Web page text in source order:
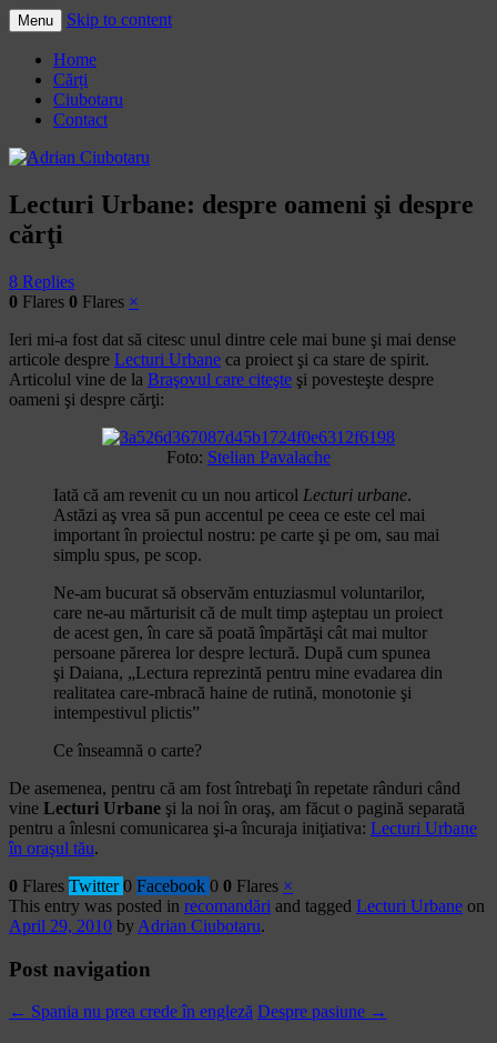
Adrian Ciubotaru
Menu Skip to content
Home
Cărți
Ciubotaru
Contact
Lecturi Urbane: despre oameni şi despre
cărţi
8 Replies
0 Flares 0 Flares ×
Ieri mi-a fost dat să citesc unul dintre cele mai bune şi mai dense
articole despre Lecturi Urbane ca proiect şi ca stare de spirit.
Articolul vine de la Braşovul care citeşte şi povesteşte despre
oameni şi despre cărţi:
Foto: Stelian Pavalache
Iată că am revenit cu un nou articol Lecturi urbane.
Astăzi aş vrea să pun accentul pe ceea ce este cel mai
important în proiectul nostru: pe carte şi pe om, sau mai
simplu spus, pe scop.
Ne-am bucurat să observăm entuziasmul voluntarilor,
care ne-au mărturisit că de mult timp aşteptau un proiect
de acest gen, în care să poată împărtăşi cât mai multor
persoane părerea lor despre lectură. După cum spunea
şi Daiana, „Lectura reprezintă pentru mine evadarea din
realitatea care-mbracă haine de rutină, monotonie şi
intempestivul plictis”
Ce înseamnă o carte?
De asemenea, pentru că am fost întrebaţi în repetate rânduri când
vine Lecturi Urbane şi la noi în oraş, am făcut o pagină separată
pentru a înlesni comunicarea şi-a încuraja iniţiativa: Lecturi Urbane
în oraşul tău.
0 Flares Twitter 0 Facebook 0 0 Flares ×
This entry was posted in recomandări and tagged Lecturi Urbane on
April 29, 2010 by Adrian Ciubotaru.
Post navigation
← Spania nu prea crede în engleză Despre pasiune →